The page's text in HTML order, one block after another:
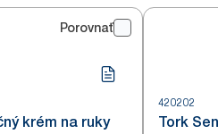
Porovnať
krém na ruky
420202
Tork